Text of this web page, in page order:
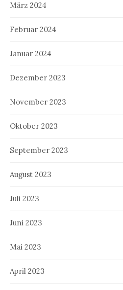
März 2024
Februar 2024
Januar 2024
Dezember 2023
November 2023
Oktober 2023
September 2023
August 2023
Juli 2023
Juni 2023
Mai 2023
April 2023